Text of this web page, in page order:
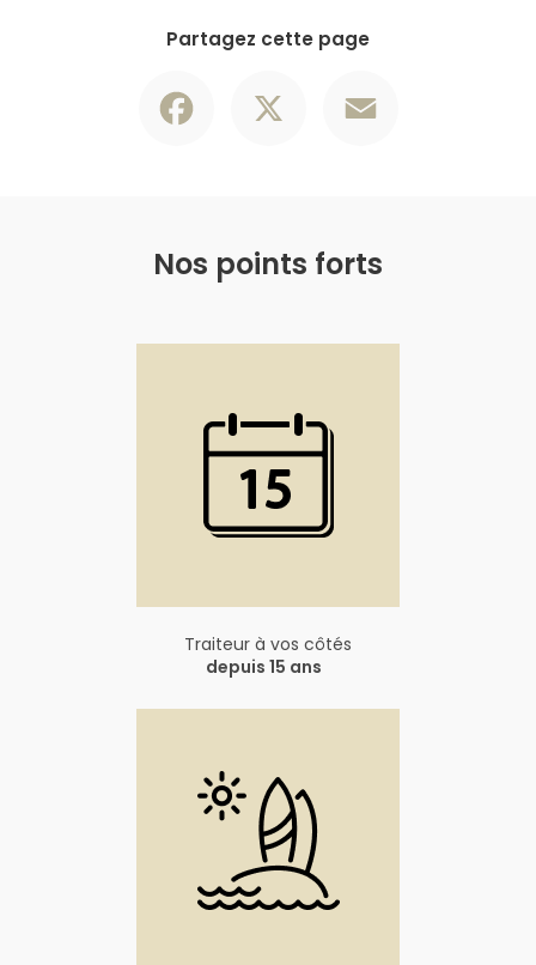
Partagez cette page
Nos points forts
Traiteur à vos côtés
depuis 15 ans